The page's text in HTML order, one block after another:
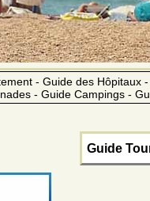
- Guide des
- Guide Campings -
Guide